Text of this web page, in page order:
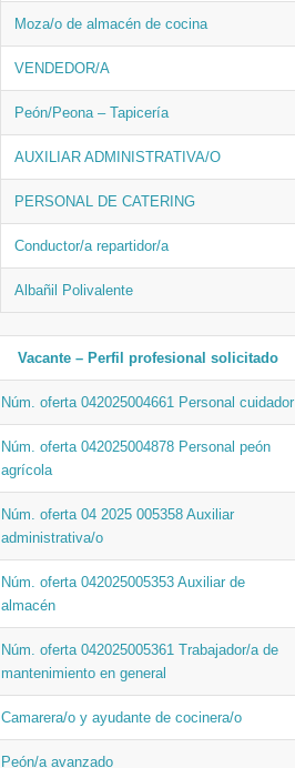
Moza/o de almacén de cocina
VENDEDOR/A
Peón/Peona – Tapicería
AUXILIAR ADMINISTRATIVA/O
PERSONAL DE CATERING
Conductor/a repartidor/a
Albañil Polivalente
Vacante – Perfil profesional solicitado
Núm. oferta 042025004661 Personal cuidador
Núm. oferta 042025004878 Personal peón
agrícola
Núm. oferta 04 2025 005358 Auxiliar
administrativa/o
Núm. oferta 042025005353 Auxiliar de
almacén
Núm. oferta 042025005361 Trabajador/a de
mantenimiento en general
Camarera/o y ayudante de cocinera/o
Peón/a avanzado